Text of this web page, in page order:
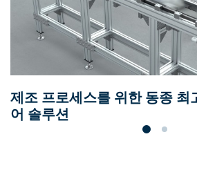
제조 프로세스를 위한 동종 최
어 솔루션